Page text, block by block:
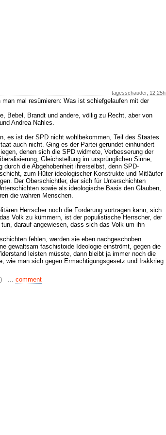
tagesschauder, 12:25h
man mal resümieren: Was ist schiefgelaufen mit der
Bebel, Brandt und andere, völlig zu Recht, aber von
Andrea Nahles.
es ist der SPD nicht wohlbekommen, Teil des Staates
auch nicht. Ging es der Partei gerundet einhundert
denen sich die SPD widmete, Verbesserung der
Gleichstellung im ursprünglichen Sinne,
durch die Abgehobenheit ihrerselbst, denn SPD-
zum Hüter ideologischer Konstrukte und Mitläufer
Der Oberschichtler, der sich für Unterschichten
sowie als ideologische Basis den Glauben,
die wahren Menschen.
Herrscher noch die Forderung vortragen kann, sich
Volk zu kümmern, ist der populistische Herrscher, der
darauf angewiesen, dass sich das Volk um ihn
fehlen, werden sie eben nachgeschoben.
gewaltsam faschistoide Ideologie einströmt, gegen die
leisten müsste, dann bleibt ja immer noch die
wie man sich gegen Ermächtigungsgesetz und Irakkrieg
... comment